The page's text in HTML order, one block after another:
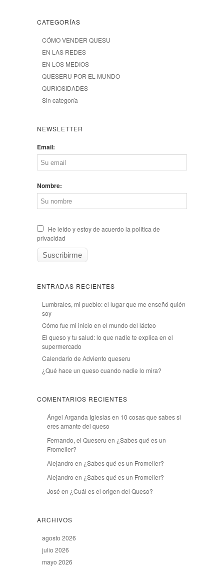
CATEGORÍAS
CÓMO VENDER QUESU
EN LAS REDES
EN LOS MEDIOS
QUESERU POR EL MUNDO
QURIOSIDADES
Sin categoría
NEWSLETTER
Email:
Nombre:
He leído y estoy de acuerdo la política de
privacidad
ENTRADAS RECIENTES
Lumbrales, mi pueblo: el lugar que me enseñó quién
soy
Cómo fue mi inicio en el mundo del lácteo
El queso y tu salud: lo que nadie te explica en el
supermercado
Calendario de Adviento queseru
¿Qué hace un queso cuando nadie lo mira?
COMENTARIOS RECIENTES
Ángel Arganda Iglesiasen 10 cosas que sabes si
eres amante del queso
Fernando, el Queseru en ¿Sabes qué es un
Fromelier?
Alejandro en ¿Sabes qué es un Fromelier?
Alejandro en ¿Sabes qué es un Fromelier?
José en ¿Cuál es el origen del Queso?
ARCHIVOS
agosto 2026
julio 2026
mayo 2026